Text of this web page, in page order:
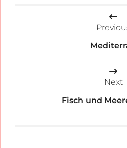
Next
Fisch und